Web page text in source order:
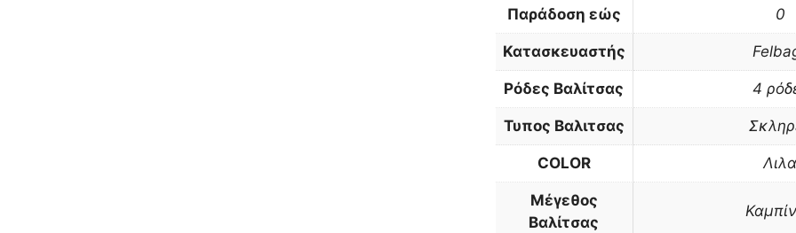
Παράδοση εώς 0
Κατασκευαστής
Ρόδες Βαλίτσας 4
Τυπος Βαλιτσας
COLOR Λιλα
Μέγεθος
Βαλίτσας